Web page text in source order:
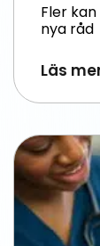
Fler
nya råd
Läs